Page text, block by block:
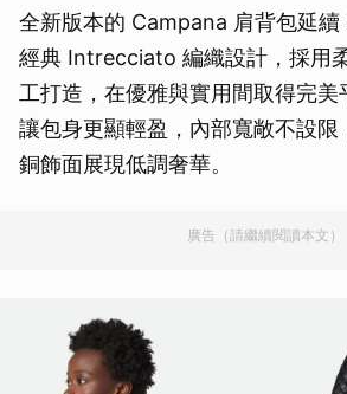
全新版本的 Campana 肩背包延
經典 Intrecciato 編織設計，採用
工打造，在優雅與實用間取得完
讓包身更顯輕盈，內部寬敞不設限
銅飾面展現低調奢華。
廣告（請繼續閱讀本文）